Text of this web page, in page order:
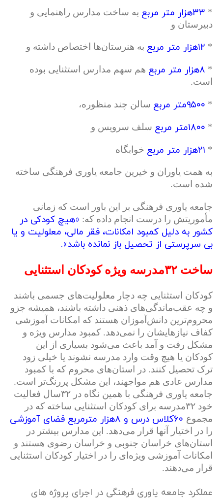
* ۳۳هزار متر مربع
به ساخت مدارس راهنمایی و
دبیرستان و
* ۱۲هزار متر مربع به هنرستان‌ها اختصاص داشته و
* ۸هزار متر مربع
هم سهم مدارس استثنایی بوده
است.
* ۹۵۰۰متر مربع سالن چند منظوره،
* ۱۸۰۰متر مربع سلف سرویس و
* ۲۱هزار متر مربع خوابگاه
به همت یاوران و خیرین جامعه یاوری فرهنگی ساخته
شده است.
جامعه یاوری فرهنگی بر این باور است که زمانی
مأموریتش را درست انجام داده که: «هیچ کودکی در
کشور به دلیل کمبود امكانات، فقر مالی، معلولیت و یا
بی سرپرستی از تحصیل باز نمانده باشد».
ساخت ۳۲مدرسه ویژه کودکان استثنایی
کودکان استثنایی چه دچار معلولیت‌های جسمی باشند
و چه عقب‌ماندگی‌های ذهنی داشته باشند، همیشه جزو
محروم‌ترین دانش‌آموزان هستند که امکانات آموزشی
کفاف نیازهایشان را نمی‌دهد. کمبود مدارس ویژه و
مشکل رفت و آمد باعث می‌شود بسیاری از این
کودکان یا هیچ وقت وارد مدرسه نشوند یا خیلی زود
ترک تحصیل کنند. در استان‌های محروم که با کمبود
مدارس عادی هم مواجهند، این مشکل پررنگ‌تر است.
جامعه یاوری فرهنگی با همین نگاه در ۳۲سال فعالیت
خود ۳۲مدرسه برای کودکان استثنایی ساخته که در
مجموع
را در اختیار آنها قرار می‌دهد. این مدارس بیشتر در
استان‌های خراسان جنوبی و خراسان رضوی هستند و
امکانات آموزشی ویژه‌ای را در اختیار کودکان استثنایی
قرار می‌دهند.
عملکرد جامعه یاوری فرهنگی در اجرای پروژه های